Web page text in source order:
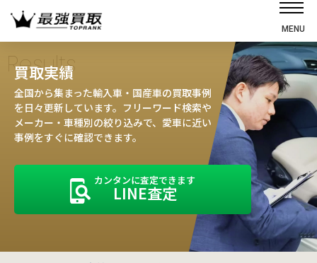
MENU
選ばれる理由
高価買取の仕組み
売却の流れ
お客様の声
Results
買取実績
全国から集まった輸入車・国産車の買取事例
を日々更新しています。フリーワード検索や
メーカー・車種別の絞り込みで、愛車に近い
事例をすぐに確認できます。
カンタンに査定できます
LINE査定